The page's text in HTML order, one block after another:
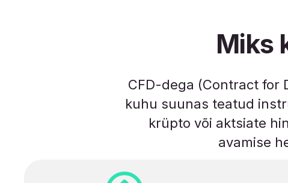
Miks
CFD-dega (Contract for
kuhu suunas teatud
krüpto või aktsiate
avamise